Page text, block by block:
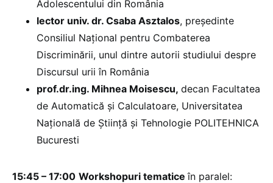
Adolescentului din România
lector univ. dr. Csaba Asztalos, președinte
Consiliul Național pentru Combaterea
Discriminării, unul dintre autorii studiului despre
Discursul urii în România
prof.dr.ing. Mihnea Moisescu, decan Facultatea
de Automatică și Calculatoare, Universitatea
Națională de Știință și Tehnologie POLITEHNICA
Bucuresti
15:45 – 17:00 Workshopuri tematiceîn paralel: